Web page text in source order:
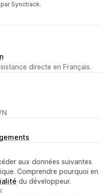
Synctrack.
directe en Français.
aux données suivantes
Comprendre pourquoi en
du développeur.